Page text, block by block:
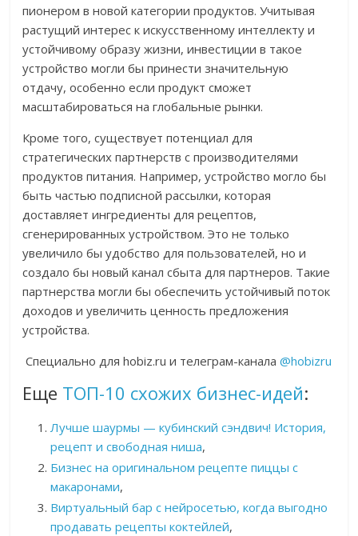
пионером в новой категории продуктов. Учитывая
растущий интерес к искусственному интеллекту и
устойчивому образу жизни, инвестиции в такое
устройство могли бы принести значительную
отдачу, особенно если продукт сможет
масштабироваться на глобальные рынки.
Кроме того, существует потенциал для
стратегических партнерств с производителями
продуктов питания. Например, устройство могло бы
быть частью подписной рассылки, которая
доставляет ингредиенты для рецептов,
сгенерированных устройством. Это не только
увеличило бы удобство для пользователей, но и
создало бы новый канал сбыта для партнеров. Такие
партнерства могли бы обеспечить устойчивый поток
доходов и увеличить ценность предложения
устройства.
Специально для hobiz.ru и телеграм-канала@hobizru
Еще ТОП-10 схожих бизнес-идей:
Лучше шаурмы — кубинский сэндвич! История,
рецепт и свободная ниша,
Бизнес на оригинальном рецепте пиццы с
макаронами,
Виртуальный бар с нейросетью, когда выгодно
продавать рецепты коктейлей,